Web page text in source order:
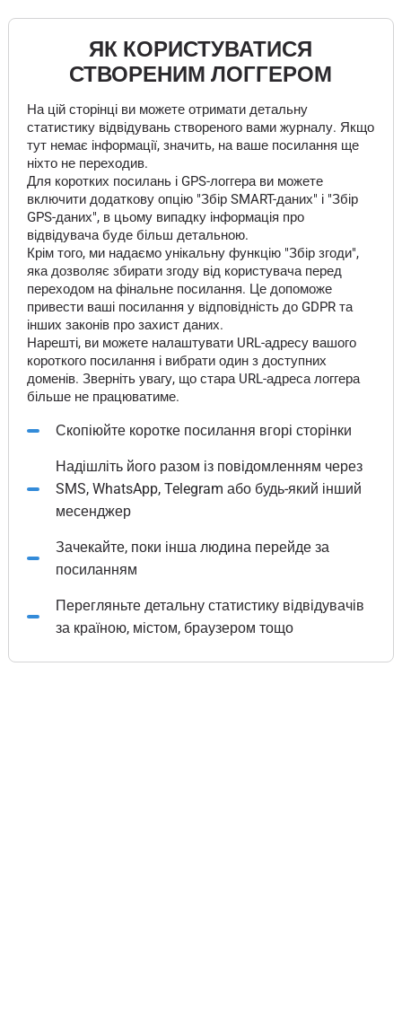
ЯК КОРИСТУВАТИСЯ
СТВОРЕНИМ ЛОГГЕРОМ
На цій сторінці ви можете отримати детальну
статистику відвідувань створеного вами журналу. Якщо
тут немає інформації, значить, на ваше посилання ще
ніхто не переходив.
Для коротких посилань і GPS-логгера ви можете
включити додаткову опцію "Збір SMART-даних" і "Збір
GPS-даних", в цьому випадку інформація про
відвідувача буде більш детальною.
Крім того, ми надаємо унікальну функцію "Збір згоди",
яка дозволяє збирати згоду від користувача перед
переходом на фінальне посилання. Це допоможе
привести ваші посилання у відповідність до GDPR та
інших законів про захист даних.
Нарешті, ви можете налаштувати URL-адресу вашого
короткого посилання і вибрати один з доступних
доменів. Зверніть увагу, що стара URL-адреса логгера
більше не працюватиме.
Скопіюйте коротке посилання вгорі сторінки
Надішліть його разом із повідомленням через
SMS, WhatsApp, Telegram або будь-який інший
месенджер
Зачекайте, поки інша людина перейде за
посиланням
Перегляньте детальну статистику відвідувачів
за країною, містом, браузером тощо